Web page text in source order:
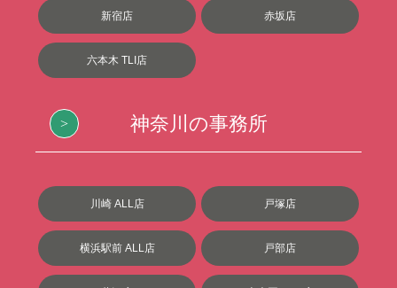
新宿店 赤坂店
六本木 TLI店
神奈川の事務所
川崎 ALL店 戸塚店
横浜駅前 ALL店 戸部店